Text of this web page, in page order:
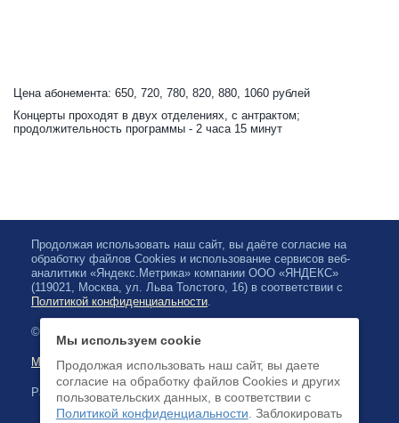
Цена абонемента: 650, 720, 780, 820, 880, 1060 рублей
Концерты проходят в двух отделениях, с антрактом;
продолжительность программы - 2 часа 15 минут
Продолжая использовать наш сайт, вы даёте согласие на
обработку файлов Cookies и использование сервисов веб-
аналитики «Яндекс.Метрика» компании ООО «ЯНДЕКС»
(119021, Москва, ул. Льва Толстого, 16) в соответствии с
Политикой конфиденциальности.
© 2026, Karelian State Philharmonic
Map of site
Payment by credit cards available
Мы используем cookie
Продолжая использовать наш сайт, вы даете
согласие на обработку файлов Cookies и других
пользовательских данных, в соответствии с
Политикой конфиденциальности . Заблокировать